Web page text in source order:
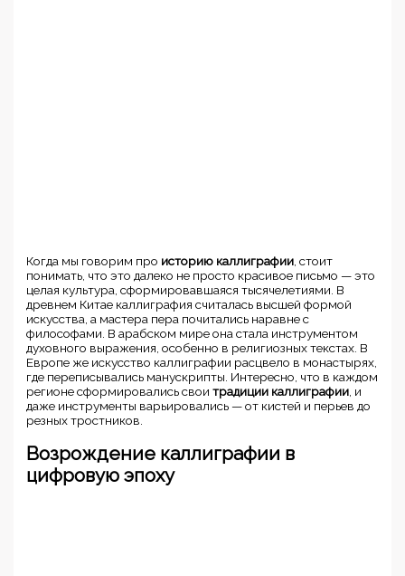
Когда мы говорим про историю каллиграфии , стоит
понимать, что это далеко не просто красивое письмо — это
целая культура, сформировавшаяся тысячелетиями. В
древнем Китае каллиграфия считалась высшей формой
искусства, а мастера пера почитались наравне с
философами. В арабском мире она стала инструментом
духовного выражения, особенно в религиозных текстах. В
Европе же искусство каллиграфии расцвело в монастырях,
где переписывались манускрипты. Интересно, что в каждом
регионе сформировались своитрадиции каллиграфии , и
даже инструменты варьировались — от кистей и перьев до
резных тростников.
Возрождение каллиграфии в
цифровую эпоху